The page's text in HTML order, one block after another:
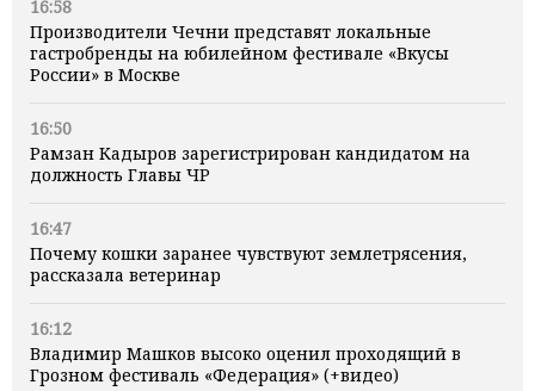
16:58
Производители Чечни представят локальные
гастробренды на юбилейном фестивале «Вкусы
России» в Москве
16:50
Рамзан Кадыров зарегистрирован кандидатом на
должность Главы ЧР
16:47
Почему кошки заранее чувствуют землетрясения,
рассказала ветеринар
16:12
Владимир Машков высоко оценил проходящий в
Грозном фестиваль «Федерация» (+видео)